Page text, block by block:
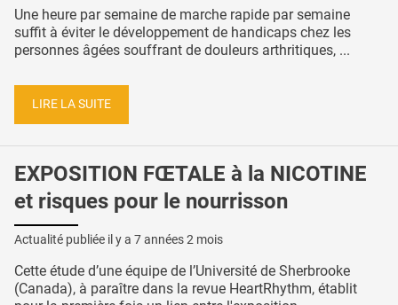
Une heure par semaine de marche rapide par semaine
suffit à éviter le développement de handicaps chez les
personnes âgées souffrant de douleurs arthritiques, ...
LIRE LA SUITE
EXPOSITION FŒTALE à la NICOTINE
et risques pour le nourrisson
Actualité publiée il y a 7 années 2 mois
Cette étude d’une équipe de l’Université de Sherbrooke
(Canada), à paraître dans la revue HeartRhythm, établit